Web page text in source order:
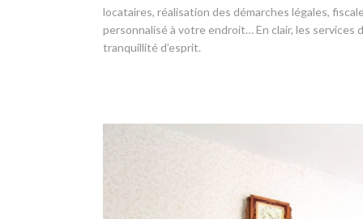
locataires, réalisation des démarches légales,
personnalisé à votre endroit… En clair, les services
tranquillité d’esprit.